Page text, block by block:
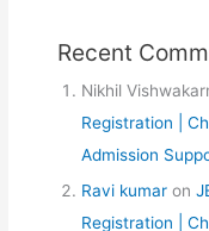
Recent
Nikhil
Registration |
Admission
Ravi kumar on
Registration |